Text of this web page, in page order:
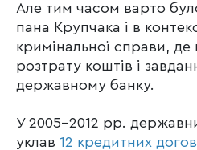
Але тим часом варто
пана Крупчака і в
кримінальної справи,
розтрату коштів і
державному банку.
У 2005-2012 рр.
уклав 12 кредитних